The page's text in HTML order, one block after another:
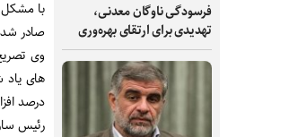
فرسودگی ناوگان معدنی،
تهدیدی برای ارتقای بهره‌وری
صادر
درصد